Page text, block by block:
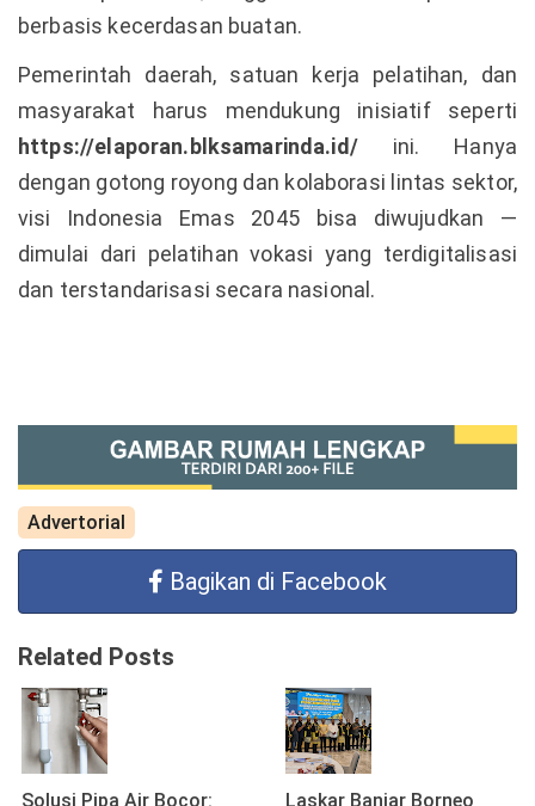
berbasis kecerdasan buatan.
Pemerintah daerah, satuan kerja pelatihan, dan
masyarakat harus mendukung inisiatif seperti
https://elaporan.blksamarinda.id/ini. Hanya
dengan gotong royong dan kolaborasi lintas sektor,
visi Indonesia Emas 2045 bisa diwujudkan —
dimulai dari pelatihan vokasi yang terdigitalisasi
dan terstandarisasi secara nasional.
Advertorial
Bagikan di Facebook
Related Posts
Solusi Pipa Air Bocor:
Laskar Banjar Borneo